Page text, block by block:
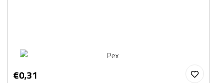
€0,31